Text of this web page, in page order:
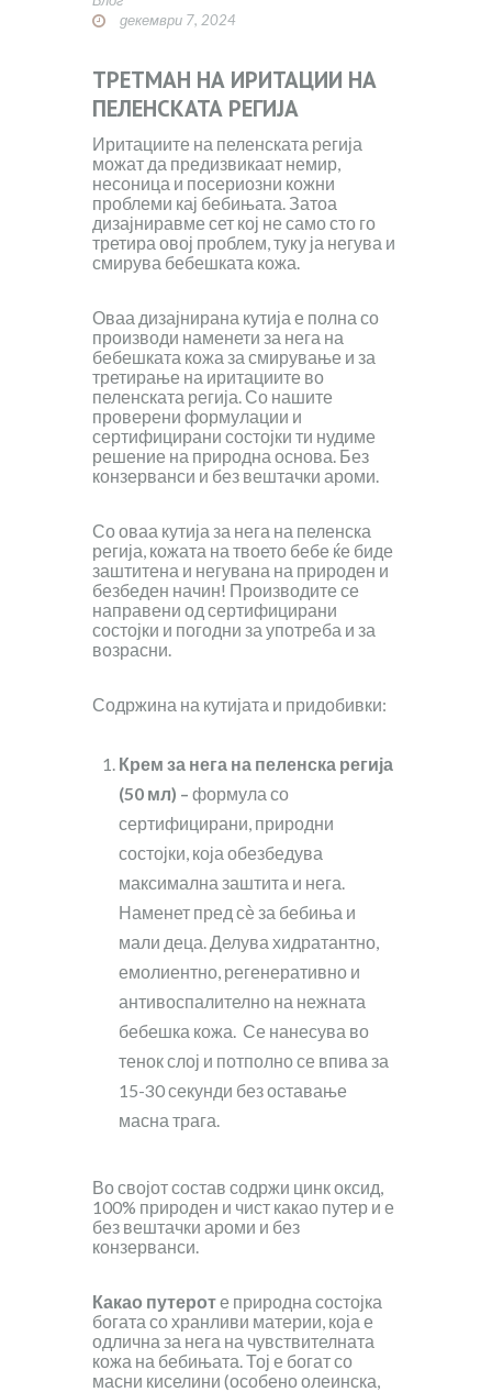
декември 7, 2024
ТРЕТМАН НА ИРИТАЦИИ НА
ПЕЛЕНСКАТА РЕГИЈА
Иритациите на пеленската регија
можат да предизвикаат немир,
несоница и посериозни кожни
проблеми кај бебињата. Затоа
дизајниравме сет кој не само сто го
третира овој проблем, туку ја негува и
смирува бебешката кожа.
Оваа дизајнирана кутија е полна со
производи наменети за нега на
бебешката кожа за смирување и за
третирање на иритациите во
пеленската регија. Со нашите
проверени формулации и
сертифицирани состојки ти нудиме
решение на природна основа. Без
конзерванси и без вештачки ароми.
Со оваа кутија за нега на пеленска
регија, кожата на твоето бебе ќе биде
заштитена и негувана на природен и
безбеден начин! Производите се
направени од сертифицирани
состојки и погодни за употреба и за
возрасни.
Содржина на кутијата и придобивки:
Крем за нега на пеленска регија
(50 мл) – формула со
сертифицирани, природни
состојки, која обезбедува
максимална заштита и нега.
Наменет пред сѐ за бебиња и
мали деца. Делува хидратантно,
емолиентно, регенеративно и
антивоспалително на нежната
бебешка кожа. Се нанесува во
тенок слој и потполно се впива за
15-30 секунди без оставање
масна трага.
Во својот состав содржи цинк оксид,
100% природен и чист какао путер и е
без вештачки ароми и без
конзерванси.
Какао путероте природна состојка
богата со хранливи материи, која е
одлична за нега на чувствителната
кожа на бебињата. Тој е богат со
масни киселини (особено олеинска,